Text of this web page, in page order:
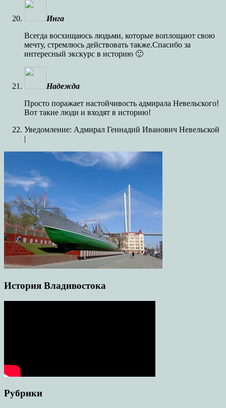
Инга
Всегда восхищаюсь людьми, которые воплощают свою
мечту, стремлюсь действовать также.Спасибо за
интересный экскурс в историю 🙂
Надежда
Просто поражает настойчивость адмирала Невельского!
Вот такие люди и входят в историю!
Уведомление: Адмирал Геннадий Иванович Невельской
|
История Владивостока
Рубрики